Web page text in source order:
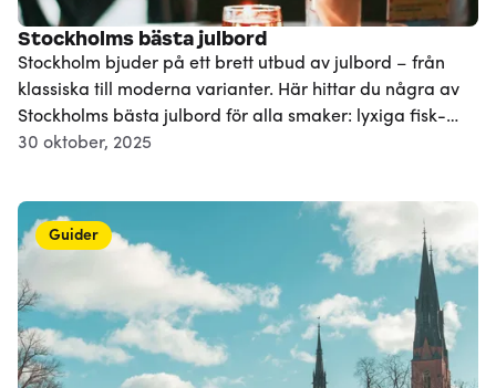
Stockholms bästa julbord
Stockholm bjuder på ett brett utbud av julbord – från
klassiska till moderna varianter. Här hittar du några av
Stockholms bästa julbord för alla smaker: lyxiga fisk-
och skaldjursmenyer, alternativ för vegetarianer samt
något nytt erbjuder Stockholm flera spännande och
annorlunda julbord som tar dig på en smakresa utöver
det vanliga. Här guidar vi till några av Stockholms bästa
julbord för alla smaker!
30 oktober, 2025
Guider